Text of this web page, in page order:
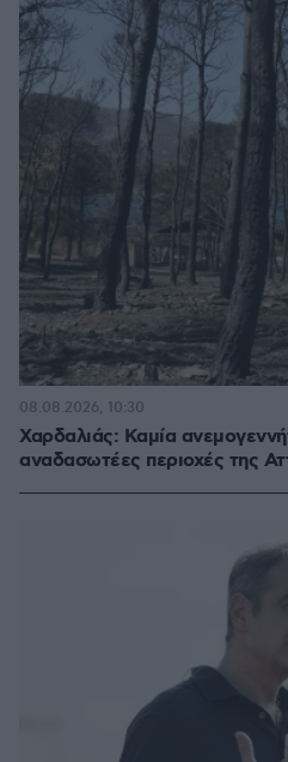
Χαρδαλιάς: Καμία
αναδασωτέες περιοχές της
08.08.2026, 10:30